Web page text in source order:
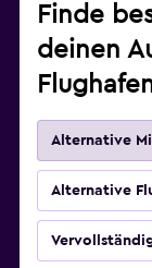
Finde
deinen
Alternative
Alternative